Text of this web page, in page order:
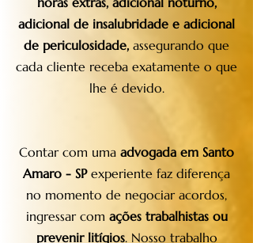
adicional de insalubridade e adicional
de periculosidade, assegurando que
cada cliente receba exatamente o que
lhe é devido.
Contar com uma advogada em Santo
Amaro - SPexperiente faz diferença
no momento de negociar acordos,
ingressar com ações trabalhistas ou
prevenir litígios. Nosso trabalho